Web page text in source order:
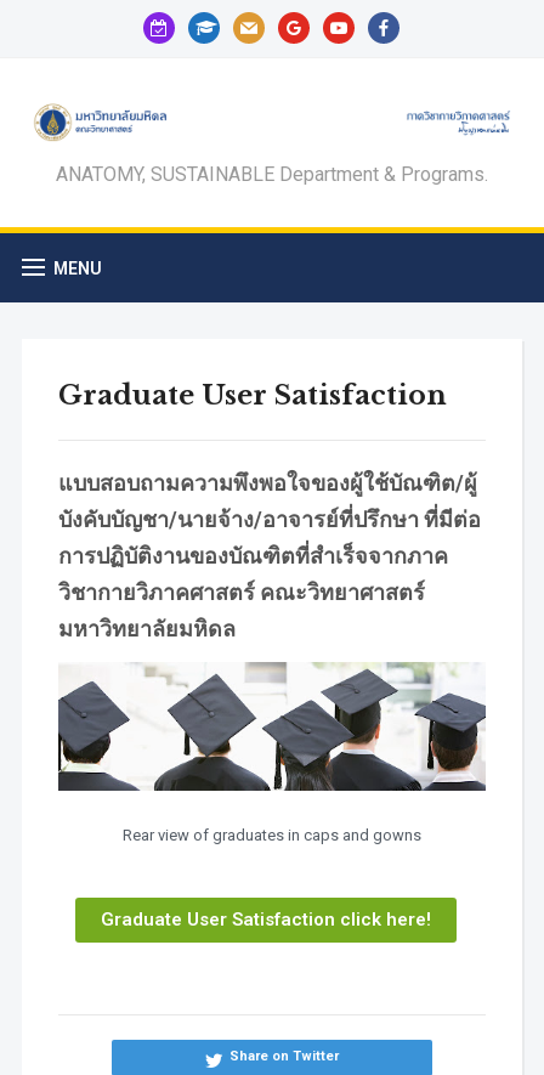
calendar-
check-
graduation-
cap
mail googleyoutubefacebook
ANATOMY, SUSTAINABLE Department & Programs.
MENU
Graduate User Satisfaction
แบบสอบถามความพึงพอใจของผู้ใช้บัณฑิต/ผู้
บังคับบัญชา/นายจ้าง/อาจารย์ที่ปรึกษา ที่มีต่อ
การปฏิบัติงานของบัณฑิตที่สำเร็จจากภาค
วิชากายวิภาคศาสตร์ คณะวิทยาศาสตร์
มหาวิทยาลัยมหิดล
Rear view of graduates in caps and gowns
Graduate User Satisfaction click here!
Share on Twitter